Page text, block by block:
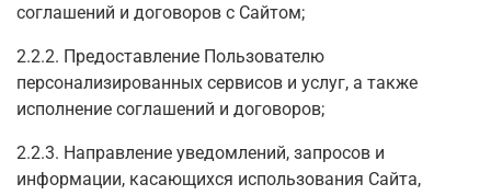
соглашений и договоров с Сайтом;
2.2.2. Предоставление Пользователю
персонализированных сервисов и услуг, а также
исполнение соглашений и договоров;
2.2.3. Направление уведомлений, запросов и
информации, касающихся использования Сайта,